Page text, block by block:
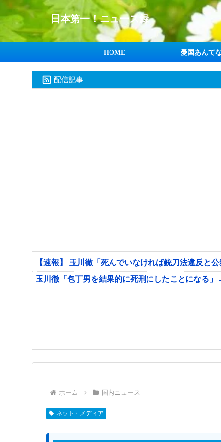
日本第一！ニュース録
HOME 憂国あんて
配信記事
【速報】 玉川徹「死んでいなければ銃刀法違反と
玉川徹「包丁男を結果的に死刑にしたことになる
ホーム 国内ニュース
ネット・メディア